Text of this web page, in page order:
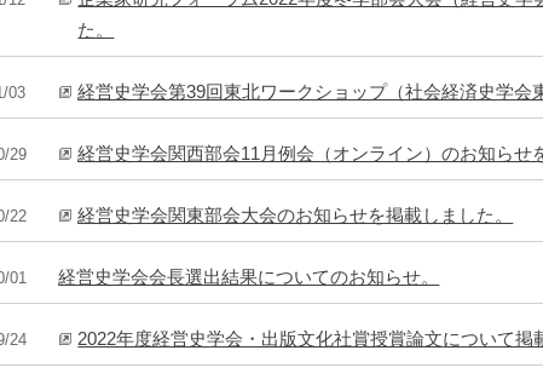
た。
03 経営史学会第39回東北ワークショップ（社会経済史学会
29 経営史学会関西部会11月例会（オンライン）のお知らせ
22 経営史学会関東部会大会のお知らせを掲載しました。
01 経営史学会会長選出結果についてのお知らせ。
24 2022年度経営史学会・出版文化社賞授賞論文について掲